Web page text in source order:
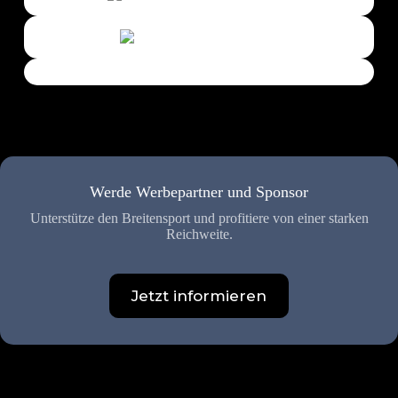
Werde Werbepartner und Sponsor
Unterstütze den Breitensport und profitiere von einer starken
Reichweite.
Jetzt informieren